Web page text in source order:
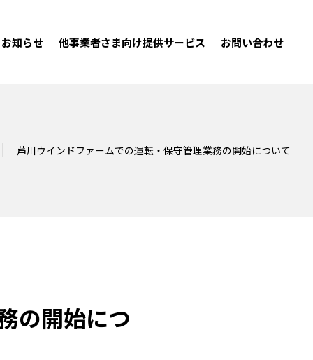
お知らせ 他事業者さま向け提供サービス お問い合わせ
芦川ウインドファームでの運転・保守管理業務の開始について
の開始につ